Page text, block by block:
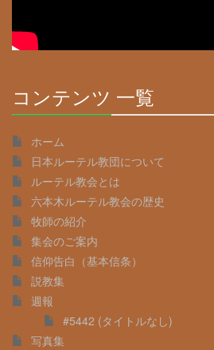
コンテンツ 一覧
ホーム
日本ルーテル教団について
ルーテル教会とは
六本木ルーテル教会の歴史
牧師の紹介
集会のご案内
信仰告白（基本信条）
説教集
週報
#5442 (タイトルなし)
写真集